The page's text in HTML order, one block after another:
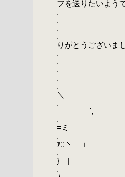
フを送りたいよう
.
.
.
. 第一
りがとうございま
.
.
.
.
＼
',
.
=ミ
.
ｧ::ヽ ｉ
. /
} |
.